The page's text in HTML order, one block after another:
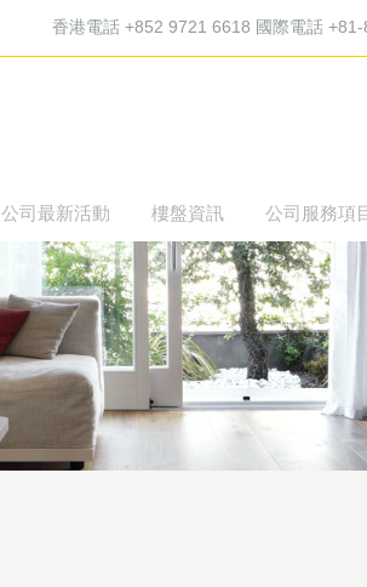
香港電話 +852 9721 6618 國際電話
公司最新活動 樓盤資訊 公司服務項